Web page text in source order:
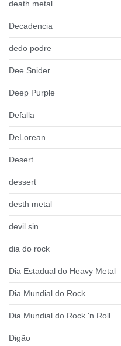
death metal
Decadencia
dedo podre
Dee Snider
Deep Purple
Defalla
DeLorean
Desert
dessert
desth metal
devil sin
dia do rock
Dia Estadual do Heavy Metal
Dia Mundial do Rock
Dia Mundial do Rock 'n Roll
Digão